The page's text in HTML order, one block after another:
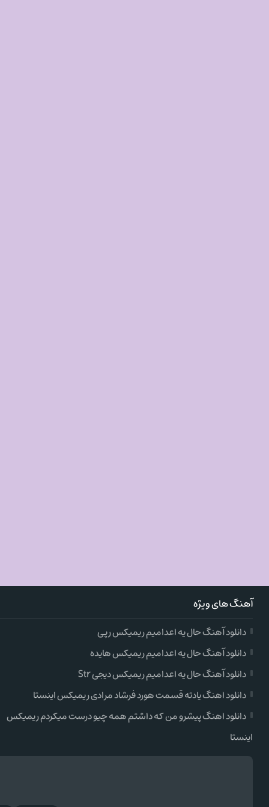
آهنگ های ویژه
دانلود آهنگ حال یه اعدامیم ریمیکس رپی
دانلود آهنگ حال یه اعدامیم ریمیکس هایده
دانلود آهنگ حال یه اعدامیم ریمیکس دیجی Str
دانلود اهنگ یادته قسمت هورد فرشاد مرادی ریمیکس اینستا
دانلود اهنگ پیشرو من که داشتم همه چیو درست میکردم ریمیکس
اینستا